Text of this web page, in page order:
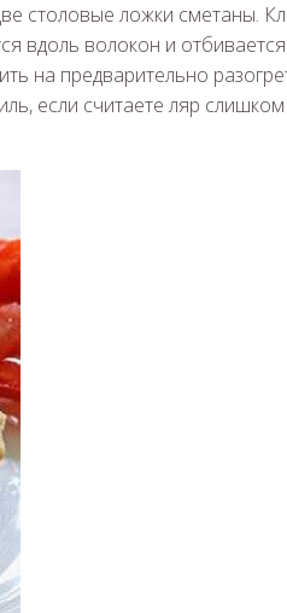
столовые ложки сметаны.
вдоль волокон и отбивается.
на предварительно
если считаете ляр слишком